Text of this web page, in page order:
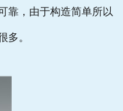
人才招聘
靠，由于构造简单所以
多。